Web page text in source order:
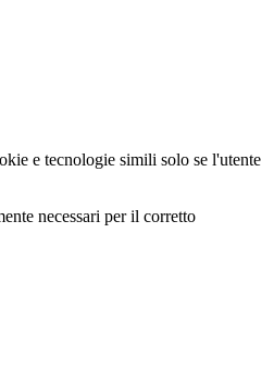
e tecnologie simili solo se l'utente
necessari per il corretto